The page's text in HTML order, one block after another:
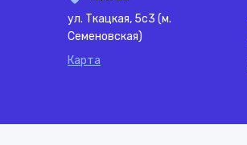
ул. Ткацкая, 5с3 (м.
Семеновская)
Карта